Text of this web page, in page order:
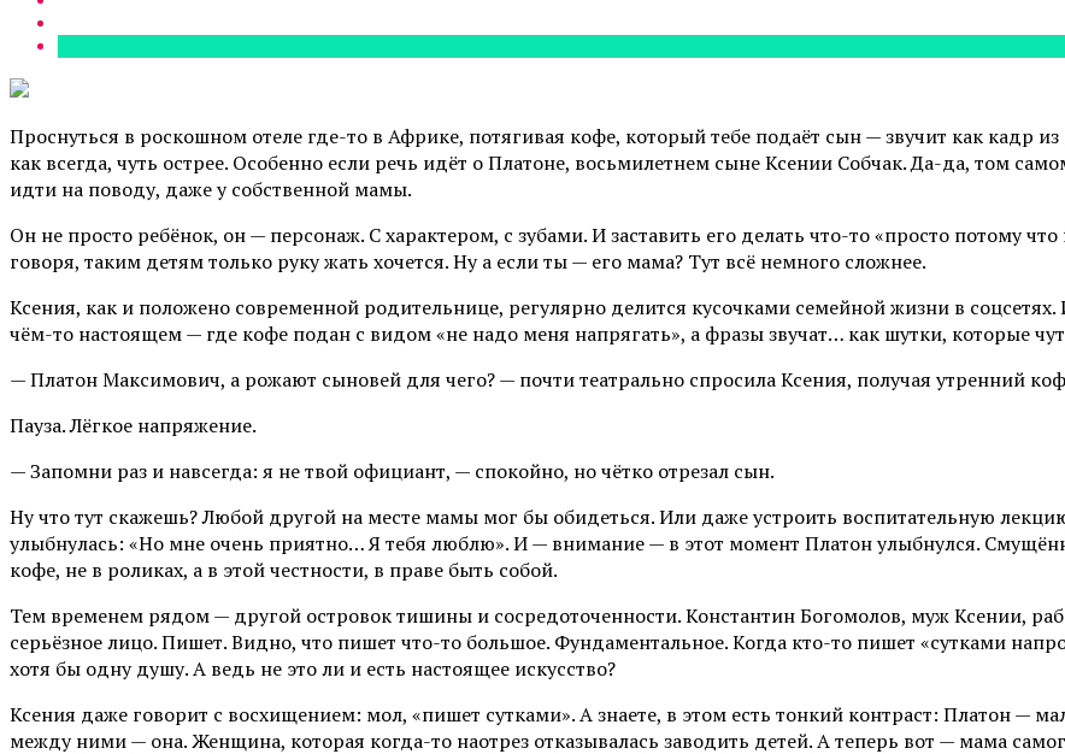
Проснуться в роскошном отеле где-то в Африке, потягивая кофе, который тебе подаёт сын — звучит как кадр
как всегда, чуть острее. Особенно если речь идёт о Платоне, восьмилетнем сыне Ксении Собчак. Да-да, том
идти на поводу, даже у собственной мамы.
Он не просто ребёнок, он — персонаж. С характером, с зубами. И заставить его делать что-то «просто потому
говоря, таким детям только руку жать хочется. Ну а если ты — его мама? Тут всё немного сложнее.
Ксения, как и положено современной родительнице, регулярно делится кусочками семейной жизни в
чём-то настоящем — где кофе подан с видом «не надо меня напрягать», а фразы звучат… как шутки, которые
— Платон Максимович, а рожают сыновей для чего? — почти театрально спросила Ксения, получая утренний
Пауза. Лёгкое напряжение.
— Запомни раз и навсегда: я не твой официант, — спокойно, но чётко отрезал сын.
Ну что тут скажешь? Любой другой на месте мамы мог бы обидеться. Или даже устроить воспитательную
улыбнулась: «Но мне очень приятно… Я тебя люблю». И — внимание — в этот момент Платон улыбнулся.
кофе, не в роликах, а в этой честности, в праве быть собой.
Тем временем рядом — другой островок тишины и сосредоточенности. Константин Богомолов, муж Ксении,
серьёзное лицо. Пишет. Видно, что пишет что-то большое. Фундаментальное. Когда кто-то пишет «сутками
хотя бы одну душу. А ведь не это ли и есть настоящее искусство?
Ксения даже говорит с восхищением: мол, «пишет сутками». А знаете, в этом есть тонкий контраст: Платон —
между ними — она. Женщина, которая когда-то наотрез отказывалась заводить детей. А теперь вот — мама